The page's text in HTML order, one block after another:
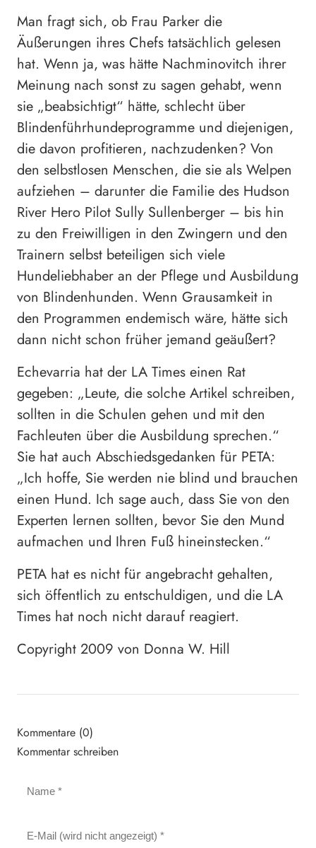
Man fragt sich, ob Frau Parker die
Äußerungen ihres Chefs tatsächlich gelesen
hat. Wenn ja, was hätte Nachminovitch ihrer
Meinung nach sonst zu sagen gehabt, wenn
sie „beabsichtigt“ hätte, schlecht über
Blindenführhundeprogramme und diejenigen,
die davon profitieren, nachzudenken? Von
den selbstlosen Menschen, die sie als Welpen
aufziehen – darunter die Familie des Hudson
River Hero Pilot Sully Sullenberger – bis hin
zu den Freiwilligen in den Zwingern und den
Trainern selbst beteiligen sich viele
Hundeliebhaber an der Pflege und Ausbildung
von Blindenhunden. Wenn Grausamkeit in
den Programmen endemisch wäre, hätte sich
dann nicht schon früher jemand geäußert?
Echevarria hat der LA Times einen Rat
gegeben: „Leute, die solche Artikel schreiben,
sollten in die Schulen gehen und mit den
Fachleuten über die Ausbildung sprechen.“
Sie hat auch Abschiedsgedanken für PETA:
„Ich hoffe, Sie werden nie blind und brauchen
einen Hund. Ich sage auch, dass Sie von den
Experten lernen sollten, bevor Sie den Mund
aufmachen und Ihren Fuß hineinstecken.“
PETA hat es nicht für angebracht gehalten,
sich öffentlich zu entschuldigen, und die LA
Times hat noch nicht darauf reagiert.
Copyright 2009 von Donna W. Hill
Kommentare (0)
Kommentar schreiben